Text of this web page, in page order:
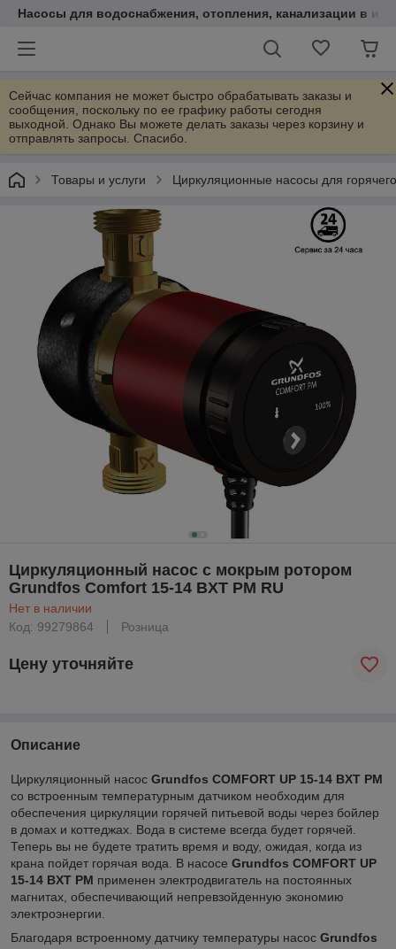
Насосы для водоснабжения, отопления, канализации в
Сейчас компания не может быстро обрабатывать заказы и
сообщения, поскольку по ее графику работы сегодня
выходной. Однако Вы можете делать заказы через корзину и
отправлять запросы. Спасибо.
Товары и услуги Циркуляционные насосы для
Циркуляционный насос с мокрым ротором
Grundfos Comfort 15-14 BXT PM RU
Нет в наличии
Код: 99279864
Розница
Цену уточняйте
Описание
Циркуляционный насос Grundfos COMFORT UP 15-14 BXT PM
со встроенным температурным датчиком необходим для
обеспечения циркуляции горячей питьевой воды через бойлер
в домах и коттеджах. Вода в системе всегда будет горячей.
Теперь вы не будете тратить время и воду, ожидая, когда из
крана пойдет горячая вода. В насосе Grundfos COMFORT UP
15-14 BXT PM применен электродвигатель на постоянных
магнитах, обеспечивающий непревзойденную экономию
электроэнергии.
Благодаря встроенному датчику температуры насос Grundfos